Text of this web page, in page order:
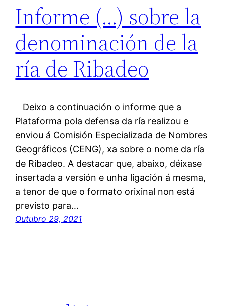
Informe (…) sobre la
denominación de la
ría de Ribadeo
Deixo a continuación o informe que a
Plataforma pola defensa da ría realizou e
enviou á Comisión Especializada de Nombres
Geográficos (CENG), xa sobre o nome da ría
de Ribadeo. A destacar que, abaixo, déixase
insertada a versión e unha ligación á mesma,
a tenor de que o formato orixinal non está
previsto para…
Outubro 29, 2021